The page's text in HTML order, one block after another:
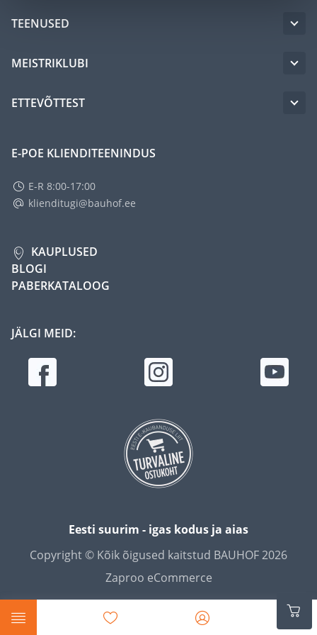
TEENUSED
MEISTRIKLUBI
ETTEVÕTTEST
E-POE KLIENDITEENINDUS
E-R 8:00-17:00
klienditugi@bauhof.ee
KAUPLUSED
BLOGI
PABERKATALOOG
JÄLGI MEID:
Eesti suurim - igas kodus ja aias
Copyright © Kõik õigused kaitstud BAUHOF 2026
Zaproo eCommerce